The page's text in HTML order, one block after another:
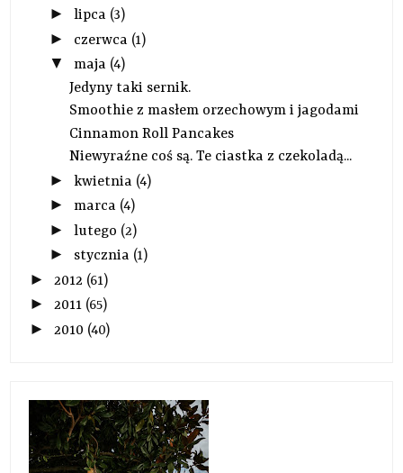
► lipca (3)
► czerwca (1)
▼ maja (4)
Jedyny taki sernik.
Smoothie z masłem orzechowym i jagodami
Cinnamon Roll Pancakes
Niewyraźne coś są. Te ciastka z czekoladą...
► kwietnia (4)
► marca (4)
► lutego (2)
► stycznia (1)
► 2012 (61)
►2011 (65)
► 2010 (40)